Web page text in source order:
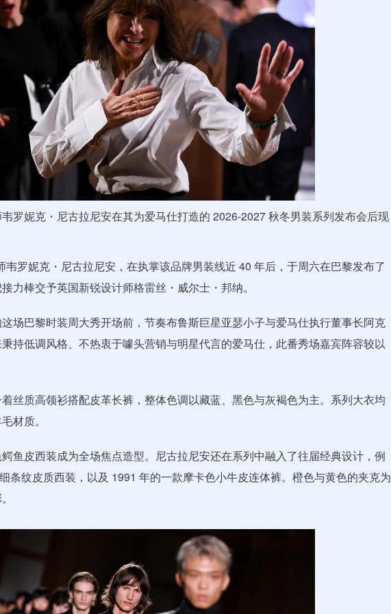
罗妮克・尼古拉尼安在其为爱马仕打造的 2026-2027 秋冬男装系列发布会后现
罗妮克・尼古拉尼安，在执掌该品牌男装线近 40 年后，于周六在巴黎发布了
力棒交予英国新锐设计师格雷丝・威尔士・邦纳。
巴黎时装周大秀开场前，节奏布鲁斯巨星亚瑟小子与爱马仕执行董事长阿克
持低调风格、不热衷于噱头营销与明星代言的爱马仕，此番秀场嘉宾阵容较以
质高领衫搭配皮革长裤，整体色调以藏蓝、黑色与灰褐色为主。系列大衣均
材质。
皮西装成为全场焦点造型。尼古拉尼安还在系列中融入了往届经典设计，例
条纹皮质西装，以及 1991 年的一款摩卡色小牛皮连体裤。橙色与黄色的夹克为